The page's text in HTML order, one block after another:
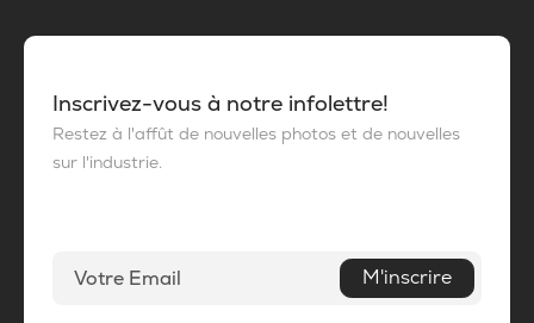
Inscrivez-vous à notre infolettre!
Restez à l'affût de nouvelles photos et de nouvelles
sur l'industrie.
M'inscrire